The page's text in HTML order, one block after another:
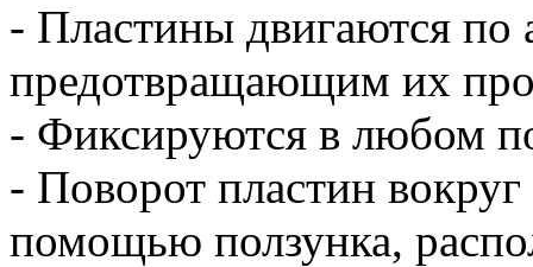
- Пластины двигаются
предотвращающим их
- Фиксируются в любом
- Поворот пластин
помощью ползунка,